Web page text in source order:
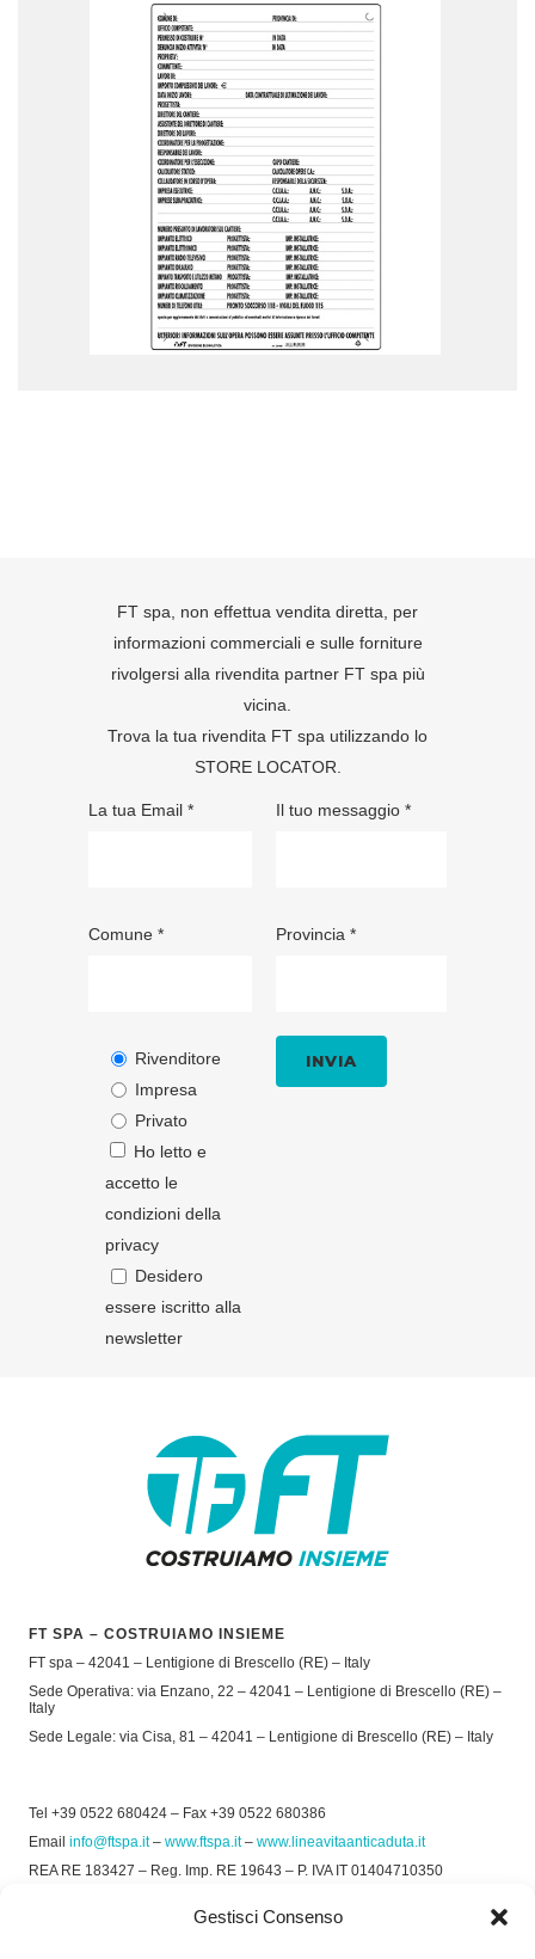
Gestisci Consenso
FT spa, non effettua vendita diretta, per
informazioni commerciali e sulle forniture
rivolgersi alla rivendita partner FT spa più
vicina.
Trova la tua rivendita FT spa utilizzando lo
STORE LOCATOR
La tua Email *
Comune *
Rivenditore
Impresa
Privato
Ho letto e
accetto le
condizioni della
privacy
Desidero
essere iscritto alla
newsletter
Il tuo messaggio *
Provincia *
FT SPA – COSTRUIAMO INSIEME
FT spa – 42041 – Lentigione di Brescello (RE) – Italy
Sede Operativa: via Enzano, 22 – 42041 – Lentigione di Brescello (RE) –
Italy
Sede Legale: via Cisa, 81 – 42041 – Lentigione di Brescello (RE) – Italy
Tel +39 0522 680424 – Fax +39 0522 680386
Email info@ftspa.it– www.ftspa.it– www.lineavitaanticaduta.it
REA RE 183427 – Reg. Imp. RE 19643 – P. IVA IT 01404710350
Privacy Policy–Cookie Policy